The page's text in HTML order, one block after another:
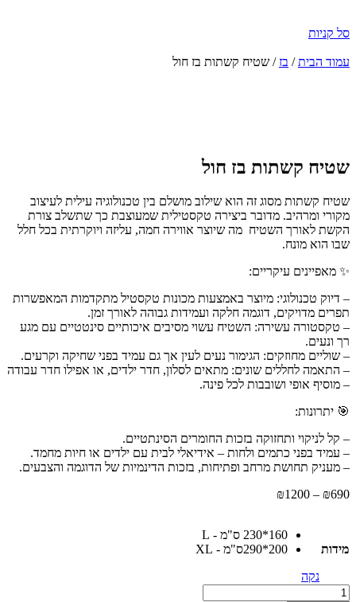
סל קניות
עמוד הבית/ בז / שטיח קשתות בז חול
הנחה
שטיח קשתות בז חול
שטיח קשתות מסוג זה הוא שילוב מושלם בין טכנולוגיה עילית לעיצוב
מקורי ומרהיב. מדובר ביצירה טקסטילית שמעוצבת כך שתשלב צורת
הקשת לאורך השטיח מה שיוצר אווירה חמה, עליזה ויוקרתית בכל חלל
שבו הוא מונח.
✨ מאפיינים עיקריים:
– דיוק טכנולוגי: מיוצר באמצעות מכונות טקסטיל מתקדמות המאפשרות
תפרים מדויקים, דוגמה חלקה ועמידות גבוהה לאורך זמן.
– טקסטורה עשירה: השטיח עשוי מסיבים איכותיים סינטטיים עם מגע
רך ונעים.
– שוליים מחוזקים: הגימור נעים לעין אך גם עמיד בפני שחיקה וקרעים.
– התאמה לחללים שונים: מתאים לסלון, חדר ילדים, או אפילו חדר עבודה
– מוסיף אופי ושובבות לכל פינה.
🎯 יתרונות:
– קל לניקוי ותחזוקה בזכות החומרים הסינתטיים.
– עמיד בפני כתמים ולחות – אידיאלי לבית עם ילדים או חיות מחמד.
– מעניק תחושת מרחב ופתיחות, בזכות הדינמיות של הדוגמה והצבעים.
₪690
–
₪1200
עד
מידות
160*230 ס"מ - L
200*290ס"מ - XL
נקה
כמות